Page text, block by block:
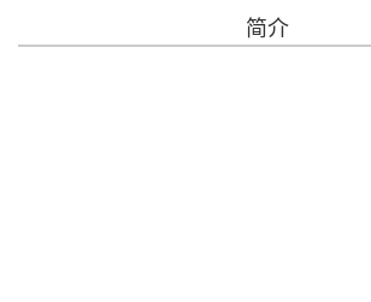
简介